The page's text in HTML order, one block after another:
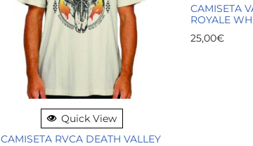
Quick View
CAMISETA RVCA DEATH VALLEY
CAMISETA
ROYALE
25,00€